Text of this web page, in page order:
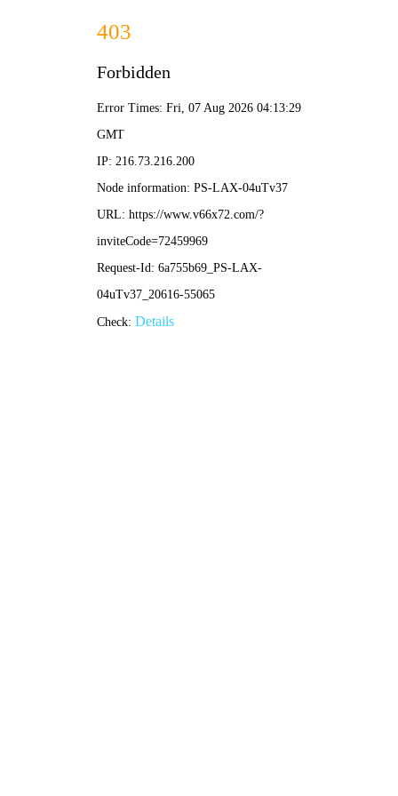
足球直播文案技巧
掌上足球直播间视频文案：3步打造爆款内容，观众直
篮球比分直播 • 篮球比分直播
1
Copyright 2025.篮球比分直播